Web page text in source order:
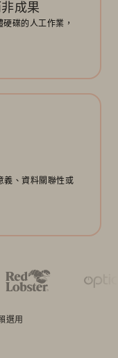
成果
碟的人工作業，
義、資料關聯性或
選用